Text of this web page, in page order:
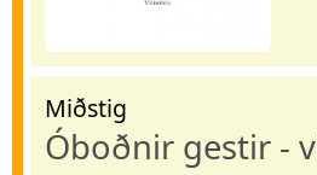
Miðstig
Óboðnir gestir -